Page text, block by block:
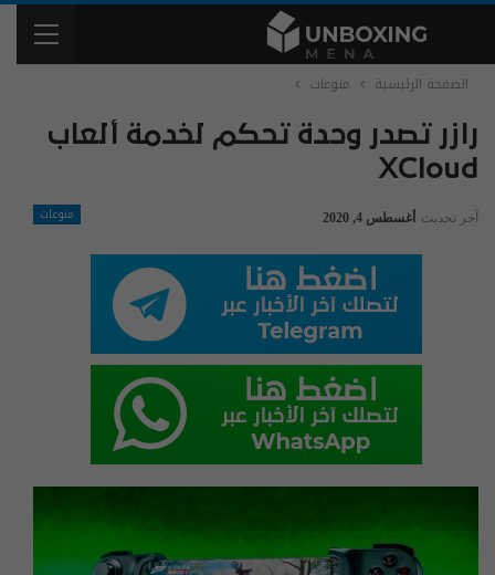
الصفحة الرئيسية منوعات
رازر تصدر وحدة تحكم لخدمة ألعاب
XCloud
منوعات آخر تحديث أغسطس 4, 2020